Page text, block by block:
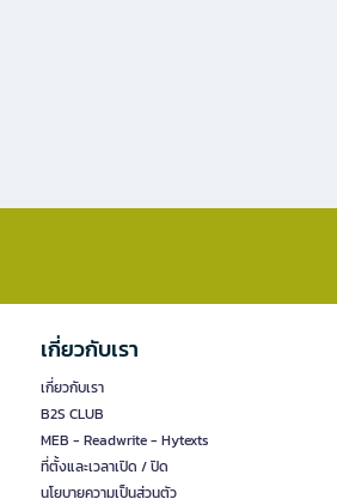
เกี่ยวกับเรา
เกี่ยวกับเรา
B2S CLUB
MEB - Readwrite - Hytexts
ที่ตั้งและเวลาเปิด / ปิด
นโยบายความเป็นส่วนตัว